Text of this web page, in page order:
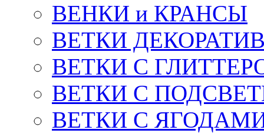
ВЕНКИ и КРАНСЫ
ВЕТКИ
ВЕТКИ С
ВЕТКИ С
ВЕТКИ С